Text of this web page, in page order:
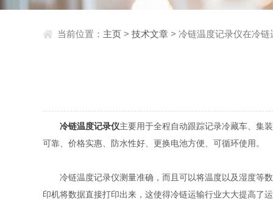
当前位置： 主页 > 技术文章 > 冷链温度记录仪在冷
冷链温度记录仪主要用于全程自动跟踪记录冷藏车、集
可靠、价格实惠、防水性好、更换电池方便、可循环使用。
冷链温度记录仪测量准确，而且可以将温度以及湿度等数
印机将数据直接打印出来，这使得冷链运输行业大大提高了